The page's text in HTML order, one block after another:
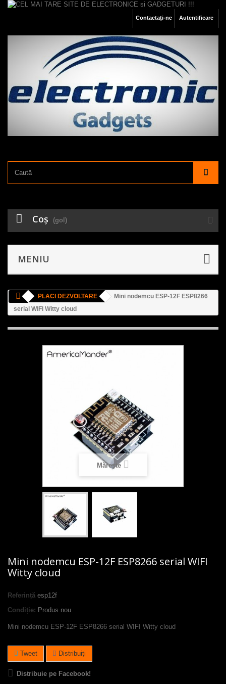
Autentificare
Contactați-ne
Coş (gol)
MENIU
PLACI DEZVOLTARE
Mini nodemcu ESP-12F ESP8266
serial WIFI Witty cloud
Mărește
Mini nodemcu ESP-12F ESP8266 serial WIFI
Witty cloud
Referință esp12f
Condiție: Produs nou
Mini nodemcu ESP-12F ESP8266 serial WIFI Witty cloud
Tweet Distribuiţi
Distribuie pe Facebook!